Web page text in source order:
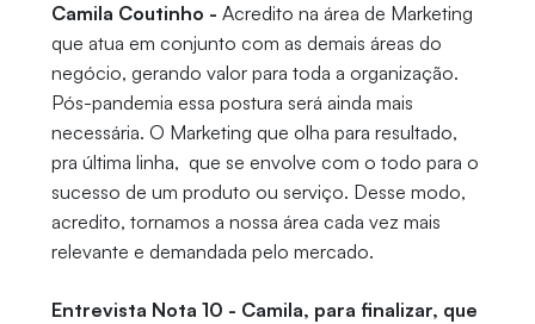
Camila Coutinho - Acredito na área de Marketing
que atua em conjunto com as demais áreas do
negócio, gerando valor para toda a organização.
Pós-pandemia essa postura será ainda mais
necessária. O Marketing que olha para resultado,
pra última linha, que se envolve com o todo para o
sucesso de um produto ou serviço. Desse modo,
acredito, tornamos a nossa área cada vez mais
relevante e demandada pelo mercado.
Entrevista Nota 10 - Camila, para finalizar, que